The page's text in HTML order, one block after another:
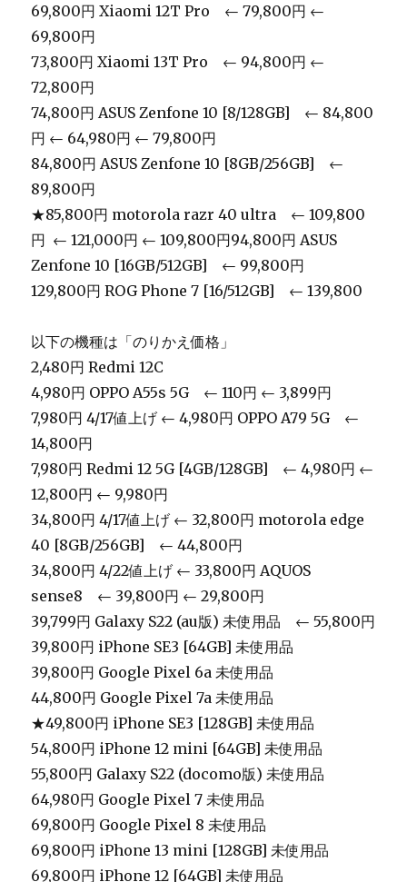
69,800円 Xiaomi 12T Pro ← 79,800円 ←
69,800円
73,800円 Xiaomi 13T Pro ← 94,800円 ←
72,800円
74,800円 ASUS Zenfone 10 [8/128GB] ← 84,800
円 ← 64,980円 ← 79,800円
84,800円 ASUS Zenfone 10 [8GB/256GB] ←
89,800円
★85,800円 motorola razr 40 ultra ← 109,800
円 ← 121,000円 ← 109,800円94,800円 ASUS
Zenfone 10 [16GB/512GB] ← 99,800円
129,800円 ROG Phone 7 [16/512GB] ← 139,800
以下の機種は「のりかえ価格」
2,480円 Redmi 12C
4,980円 OPPO A55s 5G ← 110円 ← 3,899円
7,980円 4/17値上げ ← 4,980円 OPPO A79 5G ←
14,800円
7,980円 Redmi 12 5G [4GB/128GB] ← 4,980円 ←
12,800円 ← 9,980円
34,800円 4/17値上げ ← 32,800円 motorola edge
40 [8GB/256GB] ← 44,800円
34,800円 4/22値上げ ← 33,800円 AQUOS
sense8 ← 39,800円 ← 29,800円
39,799円 Galaxy S22 (au版) 未使用品 ← 55,800円
39,800円 iPhone SE3 [64GB] 未使用品
39,800円 Google Pixel 6a 未使用品
44,800円 Google Pixel 7a 未使用品
★49,800円 iPhone SE3 [128GB] 未使用品
54,800円 iPhone 12 mini [64GB] 未使用品
55,800円 Galaxy S22 (docomo版) 未使用品
64,980円 Google Pixel 7 未使用品
69,800円 Google Pixel 8 未使用品
69,800円 iPhone 13 mini [128GB] 未使用品
69,800円 iPhone 12 [64GB] 未使用品